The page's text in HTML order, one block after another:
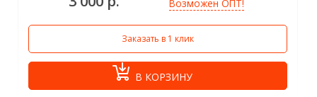
Возможен ОПТ!
Заказать в 1 клик
В КОРЗИНУ